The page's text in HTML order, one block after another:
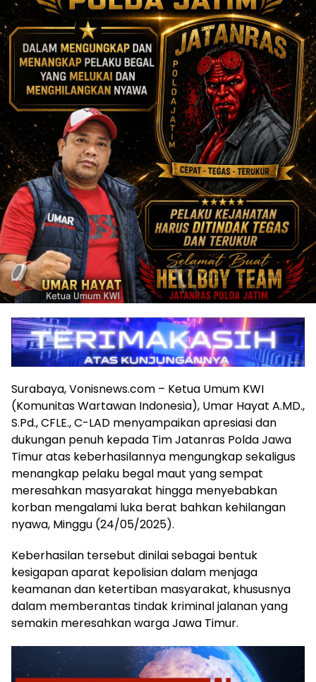
Surabaya, Vonisnews.com – Ketua Umum KWI
(Komunitas Wartawan Indonesia), Umar Hayat A.MD.,
S.Pd., CFLE., C-LAD menyampaikan apresiasi dan
dukungan penuh kepada Tim Jatanras Polda Jawa
Timur atas keberhasilannya mengungkap sekaligus
menangkap pelaku begal maut yang sempat
meresahkan masyarakat hingga menyebabkan
korban mengalami luka berat bahkan kehilangan
nyawa, Minggu (24/05/2025).
Keberhasilan tersebut dinilai sebagai bentuk
kesigapan aparat kepolisian dalam menjaga
keamanan dan ketertiban masyarakat, khususnya
dalam memberantas tindak kriminal jalanan yang
semakin meresahkan warga Jawa Timur.